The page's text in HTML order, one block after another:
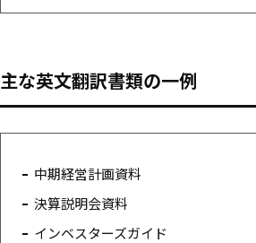
主な英文翻訳書類の一例
中期経営計画資料
決算説明会資料
インベスターズガイド